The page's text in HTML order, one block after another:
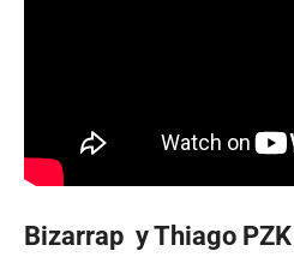
Bizarrap y Thiago